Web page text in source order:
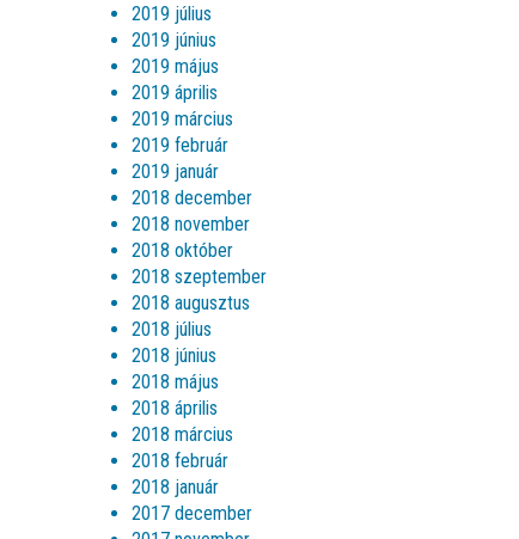
2019 július
2019 június
2019 május
2019 április
2019 március
2019 február
2019 január
2018 december
2018 november
2018 október
2018 szeptember
2018 augusztus
2018 július
2018 június
2018 május
2018 április
2018 március
2018 február
2018 január
2017 december